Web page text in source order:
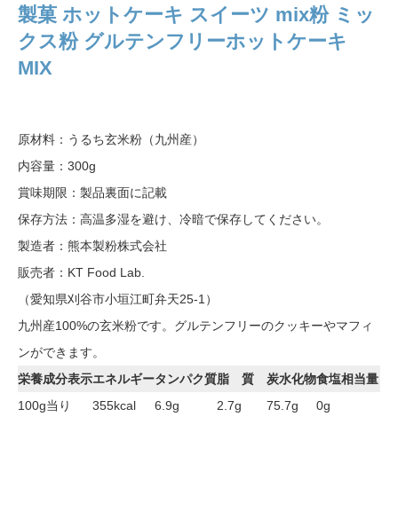
製菓 ホットケーキ スイーツ mix粉 ミッ
クス粉 グルテンフリーホットケーキ
MIX
原材料：うるち玄米粉（九州産）
内容量：300g
賞味期限：製品裏面に記載
保存方法：高温多湿を避け、冷暗で保存してください。
製造者：熊本製粉株式会社
販売者：KT Food Lab.
（愛知県刈谷市小垣江町弁天25-1）
九州産100%の玄米粉です。グルテンフリーのクッキーやマフィ
ンができます。
栄養成分表示エネルギータンパク質脂 質 炭水化物食塩相当量
100g当り
355kcal 6.9g 2.7g 75.7g 0g